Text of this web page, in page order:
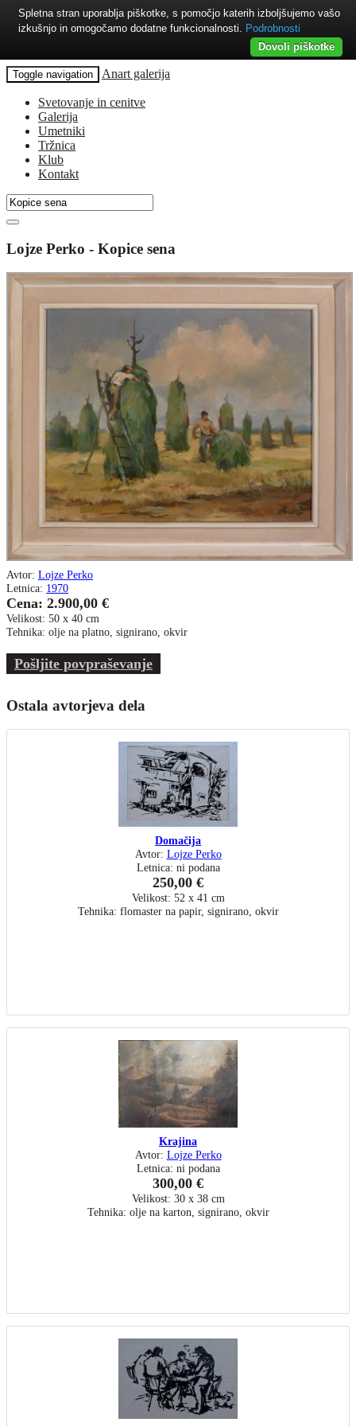
Toggle navigation Anart galerija
Svetovanje in cenitve
Galerija
Umetniki
Tržnica
Klub
Kontakt
Lojze Perko - Kopice sena
Avtor: Lojze Perko
Letnica: 1970
Cena: 2.900,00 €
Velikost: 50 x 40 cm
Tehnika: olje na platno, signirano, okvir
Pošljite povpraševanje
Ostala avtorjeva dela
Domačija
Avtor: Lojze Perko
Letnica: ni podana
250,00 €
Velikost: 52 x 41 cm
Tehnika: flomaster na papir, signirano, okvir
Krajina
Avtor: Lojze Perko
Letnica: ni podana
300,00 €
Velikost: 30 x 38 cm
Tehnika: olje na karton, signirano, okvir
Spletna stran uporablja piškotke, s pomočjo katerih izboljšujemo vašo
izkušnjo in omogočamo dodatne funkcionalnosti. Podrobnosti
Dovoli piškotke